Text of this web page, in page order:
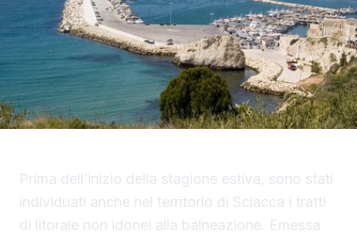
Prima dell’inizio della stagione estiva, sono stati
individuati anche nel territorio di Sciacca i tratti
di litorale non idonei alla balneazione. Emessa